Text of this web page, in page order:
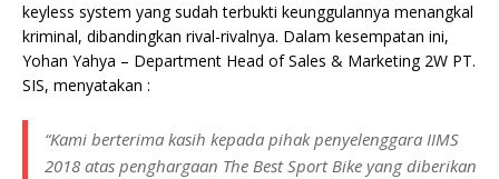
keyless system yang sudah terbukti keunggulannya menangkal
kriminal, dibandingkan rival-rivalnya. Dalam kesempatan ini,
Yohan Yahya – Department Head of Sales & Marketing 2W PT.
SIS, menyatakan :
“Kami berterima kasih kepada pihak penyelenggara IIMS
2018 atas penghargaan The Best Sport Bike yang diberikan